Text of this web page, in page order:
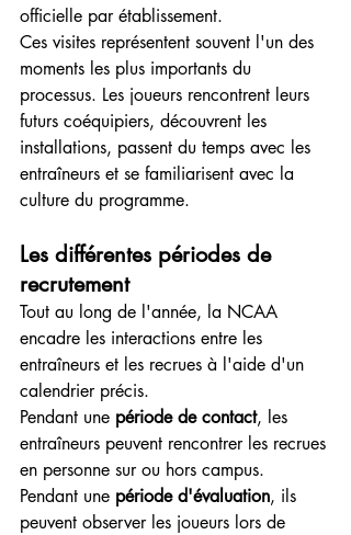
officielle par établissement.
Ces visites représentent souvent l'un des
moments les plus importants du
processus. Les joueurs rencontrent leurs
futurs coéquipiers, découvrent les
installations, passent du temps avec les
entraîneurs et se familiarisent avec la
culture du programme.
Les différentes périodes de
recrutement
Tout au long de l'année, la NCAA
encadre les interactions entre les
entraîneurs et les recrues à l'aide d'un
calendrier précis.
Pendant une période de contact, les
entraîneurs peuvent rencontrer les recrues
en personne sur ou hors campus.
Pendant une période d'évaluation, ils
peuvent observer les joueurs lors de